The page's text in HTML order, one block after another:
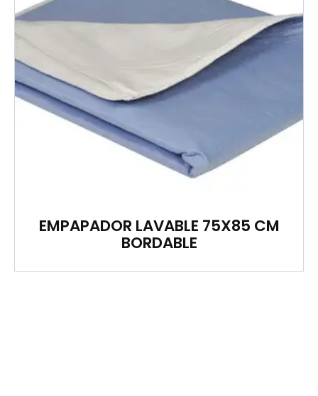
EMPAPADOR LAVABLE 75X85 CM
BORDABLE